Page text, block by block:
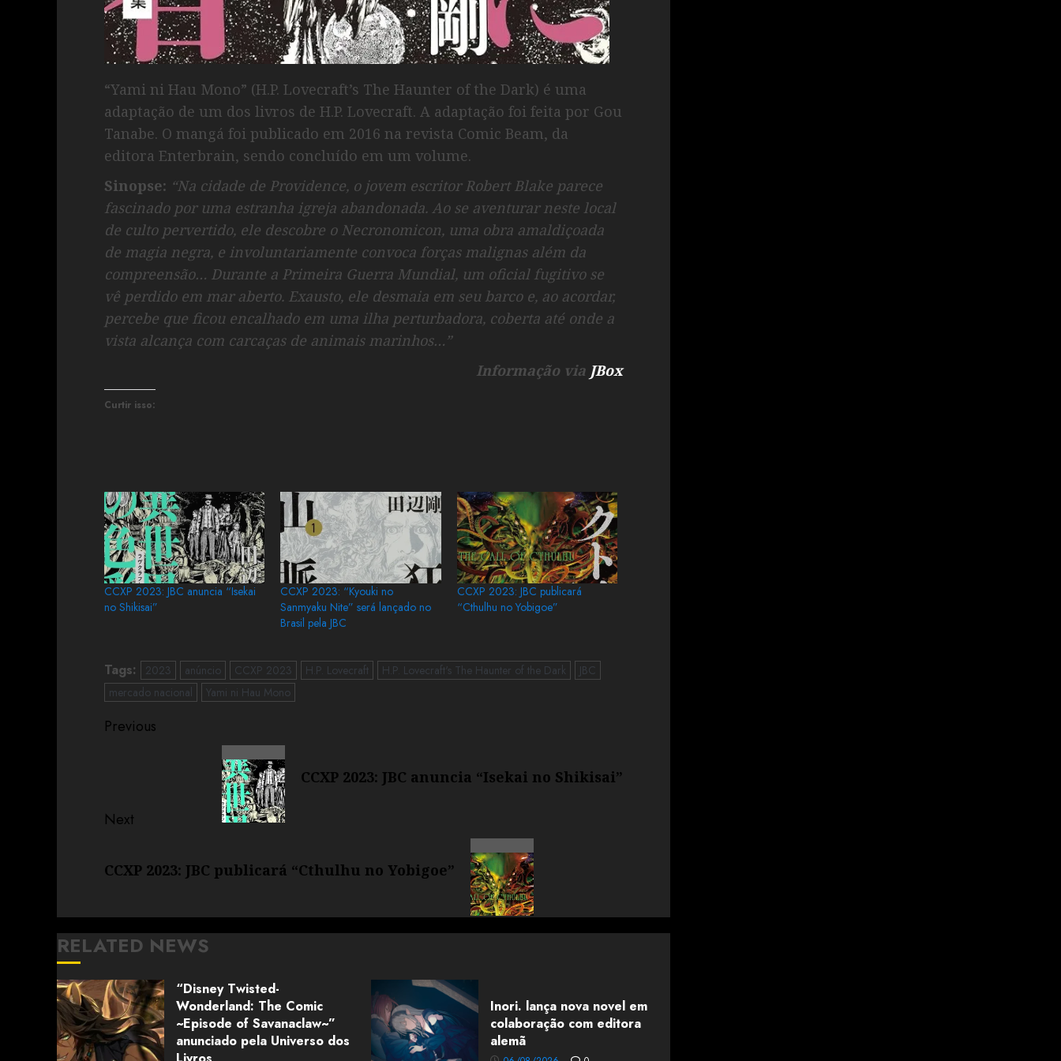
“Yami ni Hau Mono” (H.P. Lovecraft’s The Haunter of the Dark) é uma
adaptação de um dos livros de H.P. Lovecraft. A adaptação foi feita por Gou
Tanabe. O mangá foi publicado em 2016 na revista Comic Beam, da
editora Enterbrain, sendo concluído em um volume.
Sinopse: “Na cidade de Providence, o jovem escritor Robert Blake parece
fascinado por uma estranha igreja abandonada. Ao se aventurar neste local
de culto pervertido, ele descobre o Necronomicon, uma obra amaldiçoada
de magia negra, e involuntariamente convoca forças malignas além da
compreensão… Durante a Primeira Guerra Mundial, um oficial fugitivo se
vê perdido em mar aberto. Exausto, ele desmaia em seu barco e, ao acordar,
percebe que ficou encalhado em uma ilha perturbadora, coberta até onde a
vista alcança com carcaças de animais marinhos…”
Informação via JBox
Curtir isso:
CCXP 2023: JBC anuncia “Isekai
no Shikisai”
CCXP 2023: “Kyouki no
Sanmyaku Nite” será lançado no
Brasil pela JBC
CCXP 2023: JBC publicará
“Cthulhu no Yobigoe”
Tags: 2023 anúncio CCXP 2023 H.P. Lovecraft H.P. Lovecraft's The Haunter of the Dark
JBC
mercado nacional
Yami ni Hau Mono
Previous
CCXP 2023: JBC anuncia “Isekai no Shikisai”
Next
CCXP 2023: JBC publicará “Cthulhu no Yobigoe”
RELATED NEWS
“Disney Twisted-
Wonderland: The Comic
~Episode of Savanaclaw~”
anunciado pela Universo dos
Inori. lança nova novel em
colaboração com editora
alemã